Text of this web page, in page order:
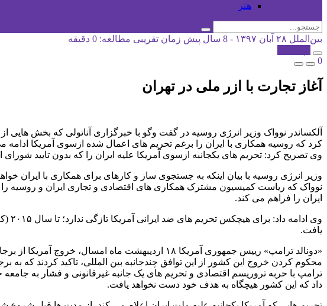
هنر
بین‌الملل ۲۸ آبان ۱۳۹۷ - 8 سال پیش
زمان تقریبی مطالعه: 0 دقیقه
0
آغاز تجارت با ازر ملی در تهران
آلکساندر نوواک وزیر انرژی روسیه در گفت وگو با خبرگزاری آناتولی که بخش
کرد که روسیه همکاری با ایران را برغم تحریم های اعمال شده ازسوی آمریکا ادامه
وی تصریح کرد: تحریم های یکجانبه ازسوی آمریکا علیه ایران را که بدون تایید
وزیر انرژی روسیه با بیان اینکه به جستجوی ساز و کارهای برای همکاری با ایران
نوواک که ریاست کمیسیون مشترک همکاری های اقتصادی و تجاری ایران و روسیه را
ایران را فراهم می کند.
وی
یافت.
«دونالد ترامپ» رییس جمهوری آمریکا ۱۸ اردیبهشت
محکوم کردن خروج این کشور از این توافق چندجانبه بین المللی، تاکید کردند که به
ترامپ با حربه تروریسم اقتصادی و تحریم های یک جانبه غیرقانونی و فشار به جامعه
داد که این کشور هیچگاه به هدف خود دست نخواهد یافت.